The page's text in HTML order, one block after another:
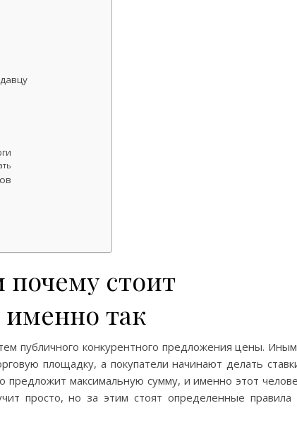
почему стоит
именно так
публичного конкурентного предложения цены.
площадку, а покупатели начинают делать
максимальную сумму, и именно этот
просто, но за этим стоят определенные правила